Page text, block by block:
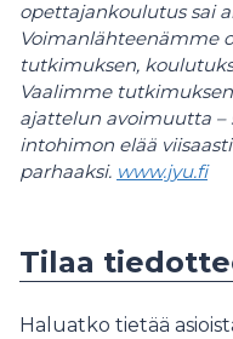
opettajankoulutus sai
Voimanlähteenämme
tutkimuksen,
Vaalimme
ajattelun avoimuutta –
intohimon elää
parhaaksi. www.jyu.fi
Tilaa
Haluatko tietää